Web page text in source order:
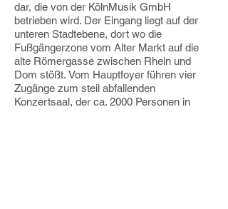
dar, die von der KölnMusik GmbH
betrieben wird. Der Eingang liegt auf der
unteren Stadtebene, dort wo die
Fußgängerzone vom Alter Markt auf die
alte Römergasse zwischen Rhein und
Dom stößt. Vom Hauptfoyer führen vier
Zugänge zum steil abfallenden
Konzertsaal, der ca. 2000 Personen in